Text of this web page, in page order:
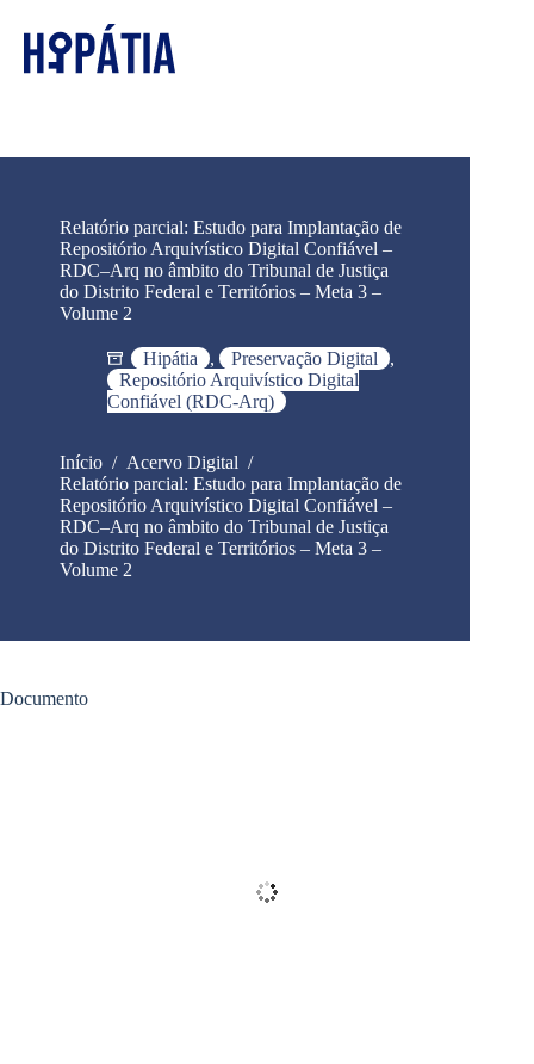
Relatório parcial: Estudo para Implantação de
Repositório Arquivístico Digital Confiável –
RDC–Arq no âmbito do Tribunal de Justiça
do Distrito Federal e Territórios – Meta 3 –
Volume 2
Hipátia , Preservação Digital
,
Repositório Arquivístico Digital
Confiável (RDC-Arq)
Início / Acervo Digital /
Relatório parcial: Estudo para Implantação de
Repositório Arquivístico Digital Confiável –
RDC–Arq no âmbito do Tribunal de Justiça
do Distrito Federal e Territórios – Meta 3 –
Volume 2
Documento